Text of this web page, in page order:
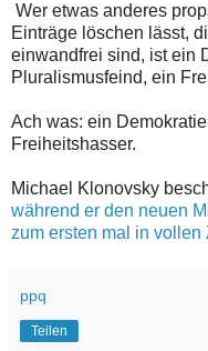
Wer etwas anderes
Einträge löschen lässt,
einwandfrei sind, ist ein
Pluralismusfeind, ein
Ach was: ein
Freiheitshasser.
Michael Klonovsky
während er den neuen
zum ersten mal in
ppq
Teilen